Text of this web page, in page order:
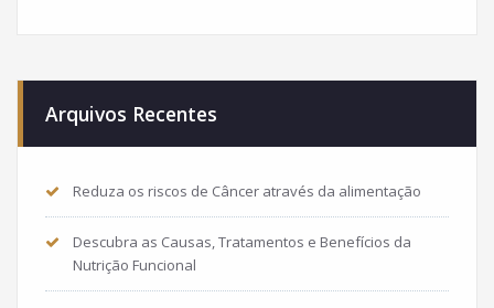
Arquivos Recentes
Reduza os riscos de Câncer através da alimentação
Descubra as Causas, Tratamentos e Benefícios da
Nutrição Funcional